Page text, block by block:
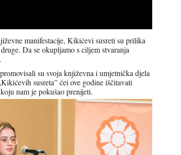
manifestacije, Kikićevi susreti su prilika
Da se okupljamo s ciljem stvaranja
su svoja književna i umjetnička djela
susreta” ćei ove godine iščitavati
nam je pokušao prenijeti.